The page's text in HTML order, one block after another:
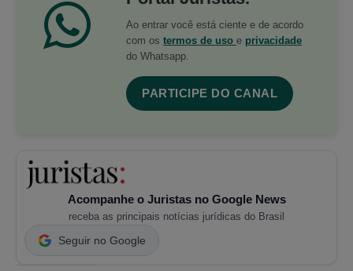
Ao entrar você está ciente e de acordo
com os termos de uso e privacidade
do Whatsapp.
PARTICIPE DO CANAL
Acompanhe o Juristas no Google News
receba as principais notícias jurídicas do Brasil
Seguir no Google